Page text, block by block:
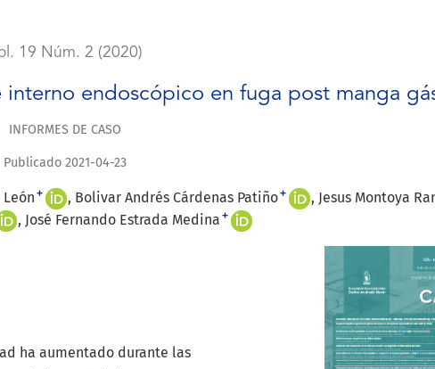
19 Núm. 2 (2020)
endoscópico en fuga post manga
INFORMES DE CASO
Publicado 2021-04-23
+ Bolivar Andrés Cárdenas Patiño+ Jesus Montoya
José Fernando Estrada Medina +
ha aumentado durante las